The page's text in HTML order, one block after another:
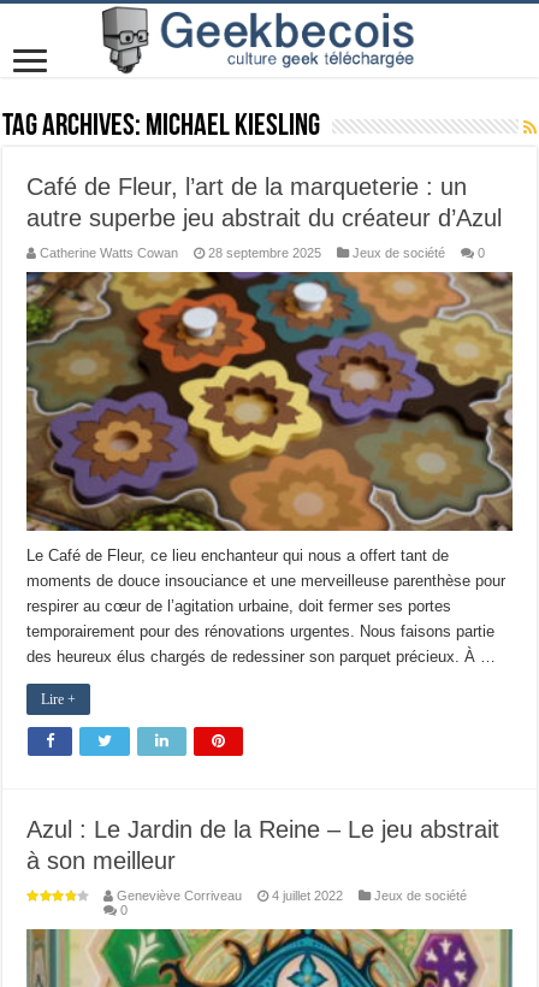
Tag Archives: Michael Kiesling
Café de Fleur, l’art de la marqueterie : un
autre superbe jeu abstrait du créateur d’Azul
Catherine Watts Cowan 28 septembre 2025 Jeux de société 0
Le Café de Fleur, ce lieu enchanteur qui nous a offert tant de
moments de douce insouciance et une merveilleuse parenthèse pour
respirer au cœur de l’agitation urbaine, doit fermer ses portes
temporairement pour des rénovations urgentes. Nous faisons partie
des heureux élus chargés de redessiner son parquet précieux. À …
Lire +
Azul : Le Jardin de la Reine – Le jeu abstrait
à son meilleur
Geneviève Corriveau 4 juillet 2022
Jeux de société
0